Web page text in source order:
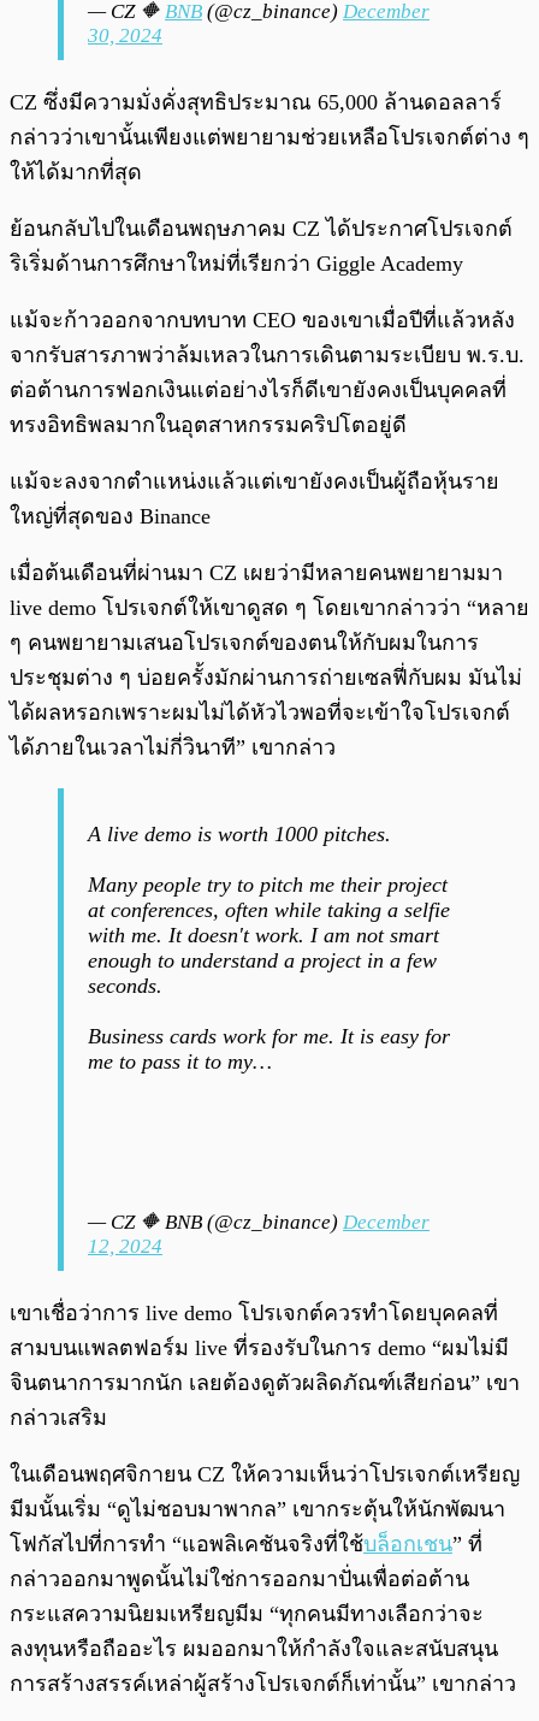
— CZ 🔶 BNB (@cz_binance) December
30, 2024
CZ ซึ่งมีความมั่งคั่งสุทธิประมาณ 65,000 ล้านดอลลาร์
กล่าวว่าเขานั้นเพียงแต่พยายามช่วยเหลือโปรเจกต์ต่าง ๆ
ให้ได้มากที่สุด
ย้อนกลับไปในเดือนพฤษภาคม CZ ได้ประกาศโปรเจกต์
ริเริ่มด้านการศึกษาใหม่ที่เรียกว่า Giggle Academy
แม้จะก้าวออกจากบทบาท CEO ของเขาเมื่อปีที่แล้วหลัง
จากรับสารภาพว่าล้มเหลวในการเดินตามระเบียบ พ.ร.บ.
ต่อต้านการฟอกเงินแต่อย่างไรก็ดีเขายังคงเป็นบุคคลที่
ทรงอิทธิพลมากในอุตสาหกรรมคริปโตอยู่ดี
แม้จะลงจากตำแหน่งแล้วแต่เขายังคงเป็นผู้ถือหุ้นราย
ใหญ่ที่สุดของ Binance
เมื่อต้นเดือนที่ผ่านมา CZ เผยว่ามีหลายคนพยายามมา
live demo โปรเจกต์ให้เขาดูสด ๆ โดยเขากล่าวว่า “หลาย
ๆ คนพยายามเสนอโปรเจกต์ของตนให้กับผมในการ
ประชุมต่าง ๆ บ่อยครั้งมักผ่านการถ่ายเซลฟี่กับผม มันไม่
ได้ผลหรอกเพราะผมไม่ได้หัวไวพอที่จะเข้าใจโปรเจกต์
ได้ภายในเวลาไม่กี่วินาที” เขากล่าว
A live demo is worth 1000 pitches.
Many people try to pitch me their project
at conferences, often while taking a selfie
with me. It doesn't work. I am not smart
enough to understand a project in a few
seconds.
Business cards work for me. It is easy for
me to pass it to my…
— CZ 🔶 BNB (@cz_binance) December
12, 2024
เขาเชื่อว่าการ live demo โปรเจกต์ควรทำโดยบุคคลที่
สามบนแพลตฟอร์ม live ที่รองรับในการ demo “ผมไม่มี
จินตนาการมากนัก เลยต้องดูตัวผลิดภัณฑ์เสียก่อน” เขา
กล่าวเสริม
ในเดือนพฤศจิกายน CZ ให้ความเห็นว่าโปรเจกต์เหรียญ
มีมนั้นเริ่ม “ดูไม่ชอบมาพากล” เขากระตุ้นให้นักพัฒนา
โฟกัสไปที่การทำ “แอพลิเคชันจริงที่ใช้บล็อกเชน” ที่
กล่าวออกมาพูดนั้นไม่ใช่การออกมาปั่นเพื่อต่อต้าน
กระแสความนิยมเหรียญมีม “ทุกคนมีทางเลือกว่าจะ
ลงทุนหรือถืออะไร ผมออกมาให้กำลังใจและสนับสนุน
การสร้างสรรค์เหล่าผู้สร้างโปรเจกต์ก็เท่านั้น” เขากล่าว